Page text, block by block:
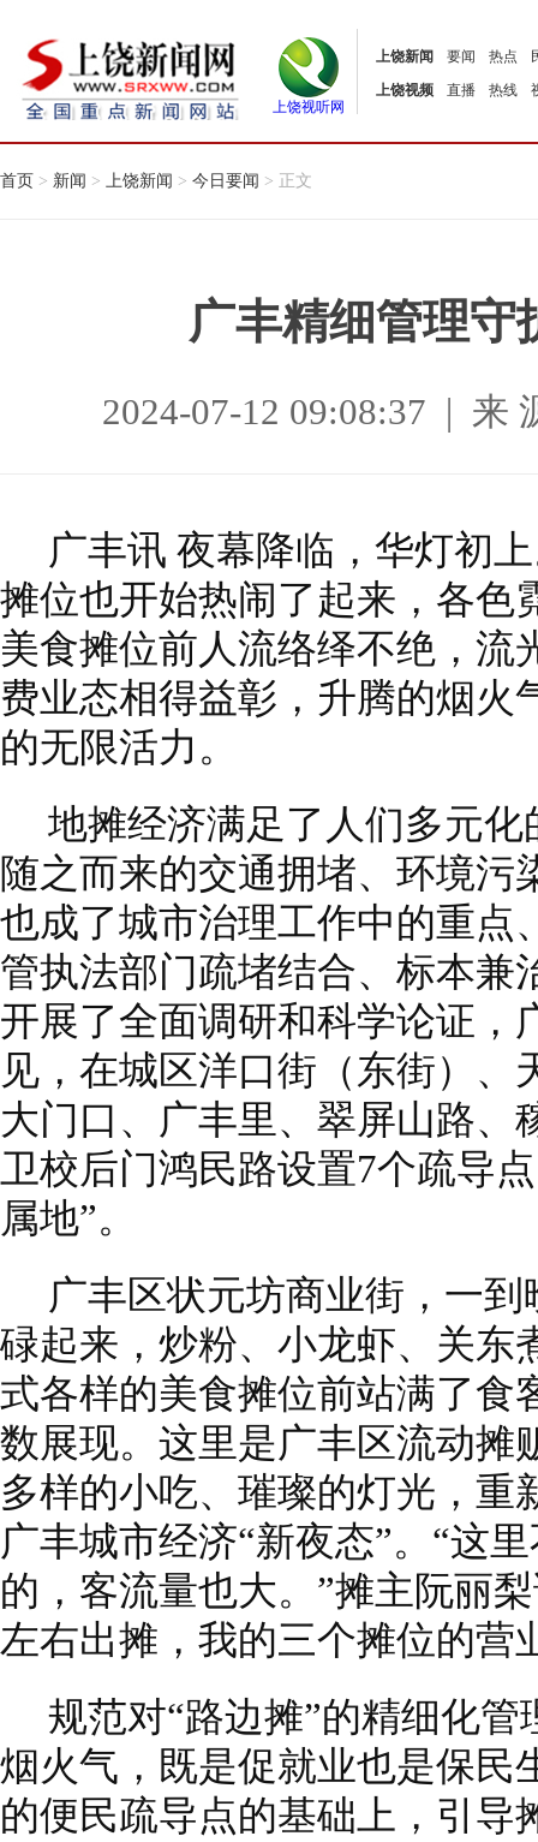
上饶视听网
上饶新闻 要闻 热点
上饶视频
直播 热线
首页 > 新闻 > 上饶新闻 > 今日要闻 > 正文
广丰精细管理守
2024-07-12 09:08:37 | 来
广丰讯 夜幕降临，华灯初
摊位也开始热闹了起来，各色
美食摊位前人流络绎不绝，流
费业态相得益彰，升腾的烟火
的无限活力。
地摊经济满足了人们多元
随之而来的交通拥堵、环境污
也成了城市治理工作中的重点
管执法部门疏堵结合、标本兼
开展了全面调研和科学论证，
见，在城区洋口街（东街）
大门口、广丰里、翠屏山路、
卫校后门鸿民路设置7个疏导
属地”。
广丰区状元坊商业街，一
碌起来，炒粉、小龙虾、关东
式各样的美食摊位前站满了食
数展现。这里是广丰区流动摊
多样的小吃、璀璨的灯光，重
广丰城市经济“新夜态”。“这
的，客流量也大。”摊主阮丽
左右出摊，我的三个摊位的营
规范对“路边摊”的精细化
烟火气，既是促就业也是保民
的便民疏导点的基础上，引导